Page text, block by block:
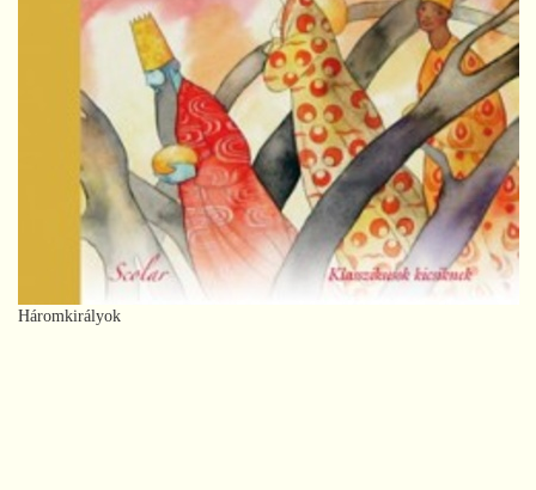
Háromkirályok